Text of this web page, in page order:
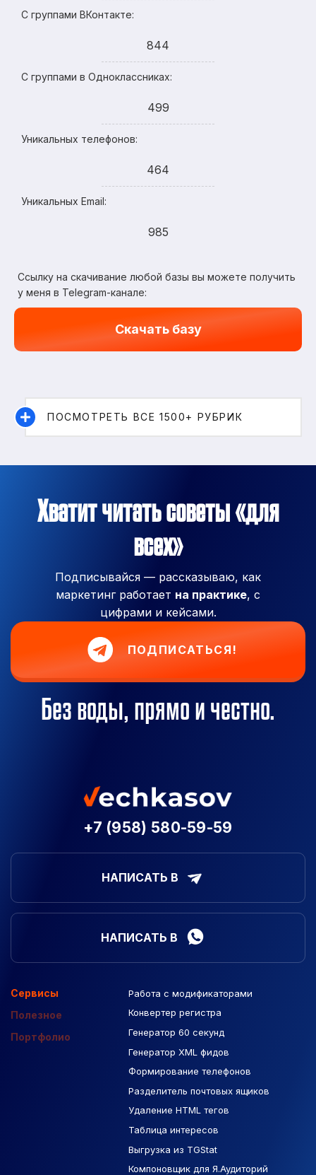
С группами ВКонтакте:
844
С группами в Одноклассниках:
499
Уникальных телефонов:
464
Уникальных Email:
985
Ссылку на скачивание любой базы вы можете получить
у меня в Telegram-канале:
Скачать базу
ПОСМОТРЕТЬ ВСЕ 1500+ РУБРИК
Хватит читать советы «для
всех»
Подписывайся — рассказываю, как
маркетинг работает на практике, с
цифрами и кейсами.
ПОДПИСАТЬСЯ!
Без воды, прямо и честно.
+7 (958) 580-59-59
НАПИСАТЬ В
НАПИСАТЬ В
Сервисы
Полезное
Портфолио
Работа с модификаторами
Конвертер регистра
Генератор 60 секунд
Генератор XML фидов
Формирование телефонов
Разделитель почтовых ящиков
Удаление HTML тегов
Таблица интересов
Выгрузка из TGStat
Компоновщик для Я.Аудиторий
Подборка сайтов
Макеты Figma
База Яндекс Карты
РСЯ площадки
Созданные сайты
Контекстная реклама